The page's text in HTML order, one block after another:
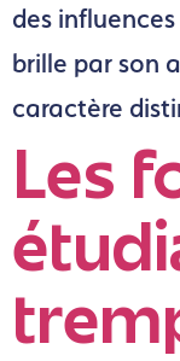
des
brille par son
caractère
Les